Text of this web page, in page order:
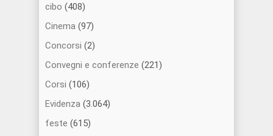
cibo (408)
Cinema (97)
Concorsi (2)
Convegni e conferenze (221)
Corsi (106)
Evidenza (3.064)
feste (615)